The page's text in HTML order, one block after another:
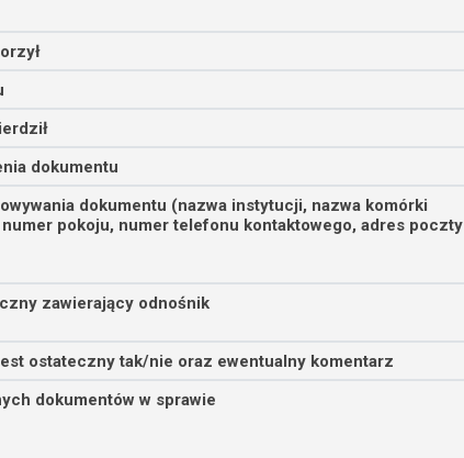
dokumentu
dokumentu (nazwa instytucji, nazwa komórki
pokoju, numer telefonu kontaktowego, adres poczty
zawierający odnośnik
ostateczny tak/nie oraz ewentualny komentarz
dokumentów w sprawie